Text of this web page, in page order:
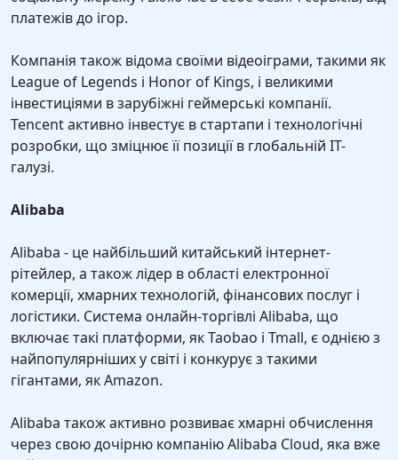
платежів до ігор.
Компанія також відома своїми відеоіграми, такими як
League of Legends і Honor of Kings, і великими
інвестиціями в зарубіжні геймерські компанії.
Tencent активно інвестує в стартапи і технологічні
розробки, що зміцнює її позиції в глобальній IT-
галузі.
Alibaba
Alibaba - це найбільший китайський інтернет-
рітейлер, а також лідер в області електронної
комерції, хмарних технологій, фінансових послуг і
логістики. Система онлайн-торгівлі Alibaba, що
включає такі платформи, як Taobao і Tmall, є однією з
найпопулярніших у світі і конкурує з такими
гігантами, як Amazon.
Alibaba також активно розвиває хмарні обчислення
через свою дочірню компанію Alibaba Cloud, яка вже